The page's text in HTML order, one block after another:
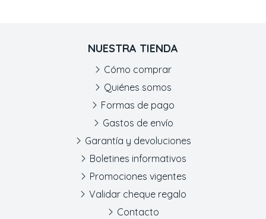
NUESTRA TIENDA
Cómo comprar
Quiénes somos
Formas de pago
Gastos de envío
Garantía y devoluciones
Boletines informativos
Promociones vigentes
Validar cheque regalo
Contacto